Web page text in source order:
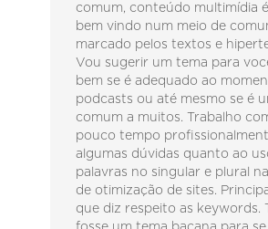
comum, conteúdo multimídia
bem vindo num meio de
marcado pelos textos e
Vou sugerir um tema para
bem se é adequado ao
podcasts ou até mesmo se é
comum a muitos. Trabalho
pouco tempo
algumas dúvidas quanto ao
palavras no singular e plural
de otimização de sites.
que diz respeito as keywords.